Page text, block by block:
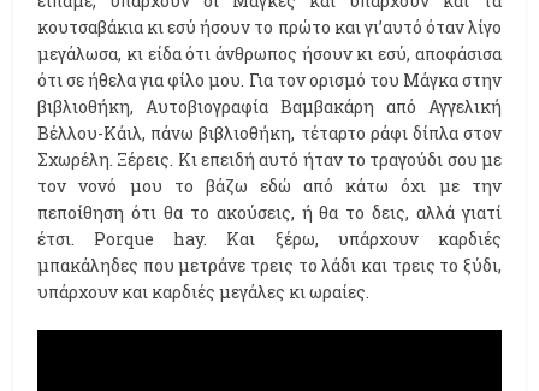
κουτσαβάκια κι εσύ ήσουν το πρώτο και γι’αυτό όταν λίγο
μεγάλωσα, κι είδα ότι άνθρωπος ήσουν κι εσύ, αποφάσισα
ότι σε ήθελα για φίλο μου. Για τον ορισμό του Μάγκα στην
βιβλιοθήκη, Αυτοβιογραφία Βαμβακάρη από Αγγελική
Βέλλου-Κάιλ, πάνω βιβλιοθήκη, τέταρτο ράφι δίπλα στον
Σχωρέλη. Ξέρεις. Κι επειδή αυτό ήταν το τραγούδι σου με
τον νονό μου το βάζω εδώ από κάτω όχι με την
πεποίθηση ότι θα το ακούσεις, ή θα το δεις, αλλά γιατί
έτσι. Porque hay. Και ξέρω, υπάρχουν καρδιές
μπακάληδες που μετράνε τρεις το λάδι και τρεις το ξύδι,
υπάρχουν και καρδιές μεγάλες κι ωραίες.